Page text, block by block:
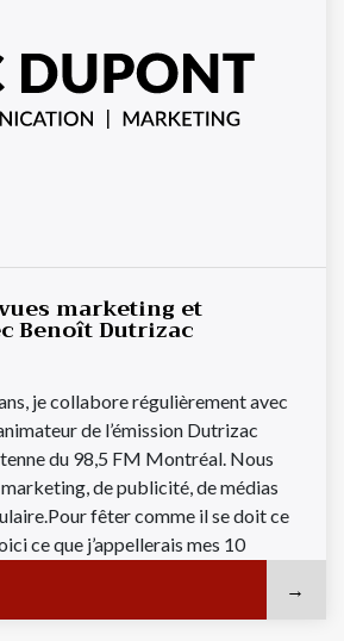
marketing et
Benoît Dutrizac
je collabore régulièrement avec
de l’émission Dutrizac
du 98,5 FM Montréal. Nous
de publicité, de médias
fêter comme il se doit ce
ce que j’appellerais mes 10